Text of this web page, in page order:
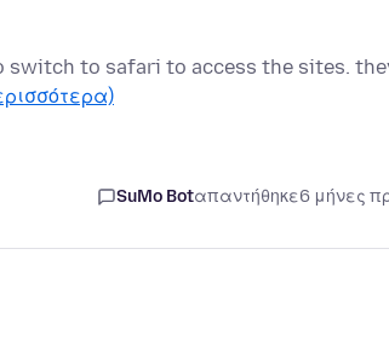
switch to safari to access the sites.
SuMo Botαπαντήθηκε6 μήνες